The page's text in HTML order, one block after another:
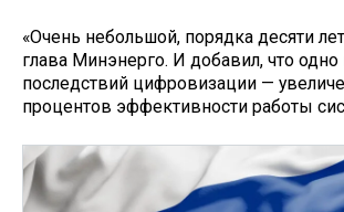
«Очень небольшой, порядка десяти
глава Минэнерго. И добавил, что
последствий цифровизации —
процентов эффективности работы